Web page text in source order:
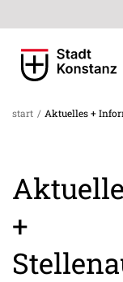
start / Aktuelles +
+